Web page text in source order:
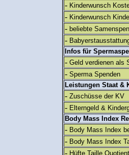
- Kinderwunsch
- Kinderwunsch
- beliebte
-
Infos für
- Geld verdienen als
- Sperma Spenden
Leistungen Staat &
- Zuschüsse der KV
- Elterngeld &
Body Mass Index
- Body Mass Index
- Body Mass Index
- Hüfte Taille Quotient